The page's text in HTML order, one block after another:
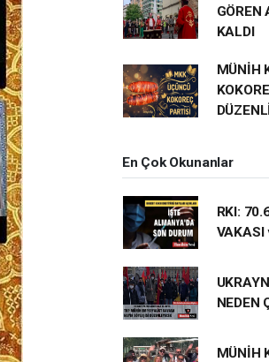
KALDI
MÜNİH
En Çok Okunanlar
RKI:
VAKASI
NEDEN
MÜNİH